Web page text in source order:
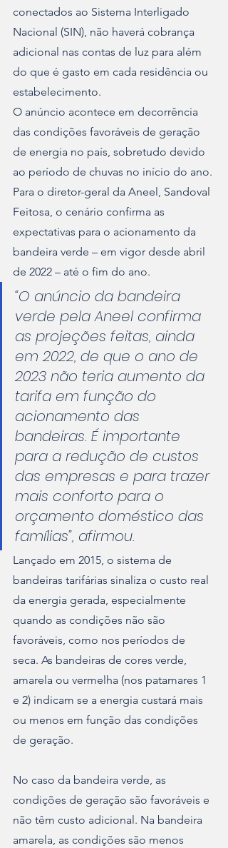
conectados ao Sistema Interligado
Nacional (SIN), não haverá cobrança
adicional nas contas de luz para além
do que é gasto em cada residência ou
estabelecimento.
O anúncio acontece em decorrência
das condições favoráveis de geração
de energia no país, sobretudo devido
ao período de chuvas no início do ano.
Para o diretor-geral da Aneel, Sandoval
Feitosa, o cenário confirma as
expectativas para o acionamento da
bandeira verde – em vigor desde abril
de 2022 – até o fim do ano.
“O anúncio da bandeira
verde pela Aneel confirma
as projeções feitas, ainda
em 2022, de que o ano de
2023 não teria aumento da
tarifa em função do
acionamento das
bandeiras. É importante
para a redução de custos
das empresas e para trazer
mais conforto para o
orçamento doméstico das
famílias”, afirmou.
Lançado em 2015, o sistema de
bandeiras tarifárias sinaliza o custo real
da energia gerada, especialmente
quando as condições não são
favoráveis, como nos períodos de
seca. As bandeiras de cores verde,
amarela ou vermelha (nos patamares 1
e 2) indicam se a energia custará mais
ou menos em função das condições
de geração.
No caso da bandeira verde, as
condições de geração são favoráveis e
não têm custo adicional. Na bandeira
amarela, as condições são menos